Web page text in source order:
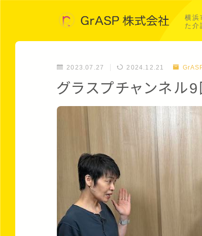
横浜
た介
2023.07.27 2024.12.21
グラスプチャンネル9